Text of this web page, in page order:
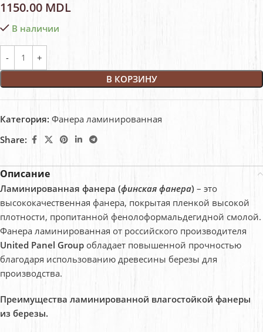
1150.00 MDL
В наличии
В КОРЗИНУ
Категория: Фанера ламинированная
Share:
Описание
Ламинированная фанера (финская фанера) – это
высококачественная фанера, покрытая пленкой высокой
плотности, пропитанной фенолоформальдегидной смолой.
Фанера ламинированная от российского производителя
United Panel Group обладает повышенной прочностью
благодаря использованию древесины березы для
производства.
Преимущества ламинированной влагостойкой фанеры
из березы.